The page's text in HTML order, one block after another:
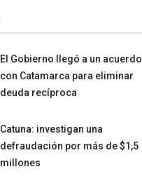
El Gobierno llegó a un acuerdo
con Catamarca para eliminar
deuda recíproca
Catuna: investigan una
defraudación por más de $1,5
millones